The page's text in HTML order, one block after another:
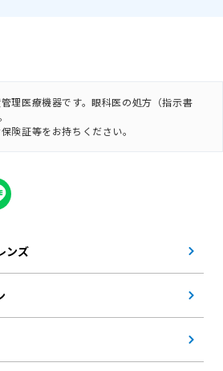
理医療機器です。眼科医の処方（指示書
険証等をお持ちください。
ンズ